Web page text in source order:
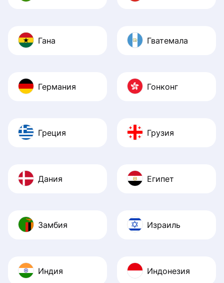
Гана Гватемала
Германия Гонконг
Греция Грузия
Дания Египет
Замбия Израиль
Индия Индонезия